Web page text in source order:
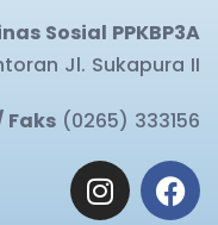
Sosial PPKBP3A
Jl. Sukapura II
Faks (0265) 333156